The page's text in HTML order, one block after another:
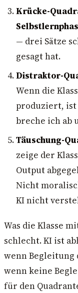
Krücke-
— drei Sätze
gesagt hat.
Distraktor-
Wenn die
produziert, ist
breche ich ab
Täuschung-
zeige der
Output
Nicht
KI nicht
Was die Klasse
schlecht. KI ist
wenn Begleitung
wenn keine
für den